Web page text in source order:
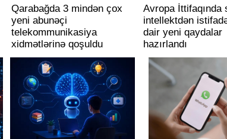
Qarabağda 3 mindən çox
yeni abunəçi
telekommunikasiya
xidmətlərinə qoşuldu
Avropa İttifaqında
intellektdən
dair yeni qaydalar
hazırlandı